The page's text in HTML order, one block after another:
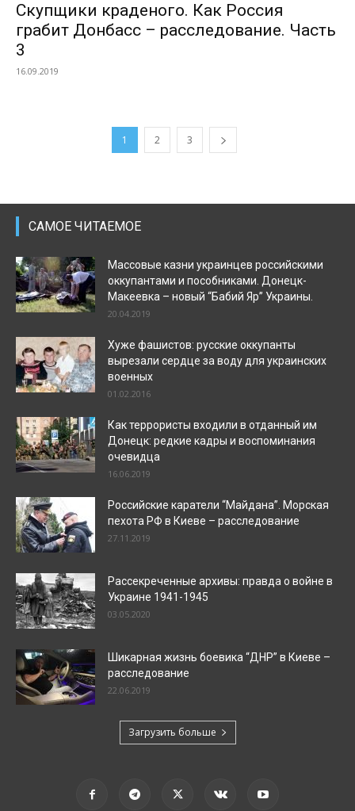
Скупщики краденого. Как Россия
грабит Донбасс – расследование. Часть
3
16.09.2019
1 2 3
САМОЕ ЧИТАЕМОЕ
Массовые казни украинцев российскими
оккупантами и пособниками. Донецк-
Макеевка – новый “Бабий Яр” Украины.
20.04.2019
Хуже фашистов: русские оккупанты
вырезали сердце за воду для украинских
военных
01.02.2016
Как террористы входили в отданный им
Донецк: редкие кадры и воспоминания
очевидца
16.06.2019
Российские каратели “Майдана”. Морская
пехота РФ в Киеве – расследование
27.11.2019
Рассекреченные архивы: правда о войне в
Украине 1941-1945
03.05.2020
Шикарная жизнь боевика “ДНР” в Киеве –
расследование
22.06.2019
Загрузить больше